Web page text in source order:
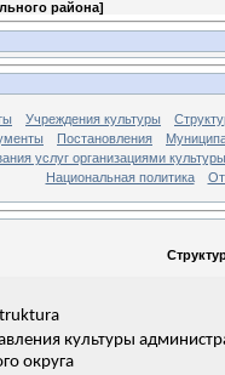
района]
Учреждения культуры
Постановления
услуг организациями культуры
Национальная политика
культуры
округа